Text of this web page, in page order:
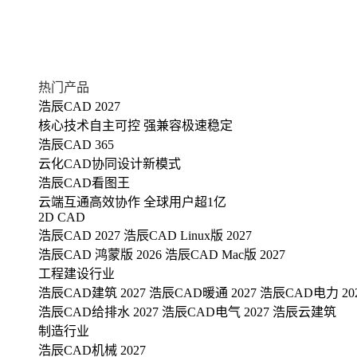
热门产品
浩辰CAD 2027
核心技术自主可控 强兼容极速稳定
浩辰CAD 365
云化CAD协同设计新模式
浩辰CAD看图王
云端互通高效协作 全球用户超1亿
2D CAD
浩辰CAD 2027 浩辰CAD Linux版 2027
浩辰CAD 鸿蒙版 2026 浩辰CAD Mac版 2027
工程建设行业
浩辰CAD建筑 2027 浩辰CAD暖通 2027 浩辰CAD电力
浩辰CAD给排水 2027 浩辰CAD电气 2027 浩辰云建筑
制造行业
浩辰CAD机械 2027